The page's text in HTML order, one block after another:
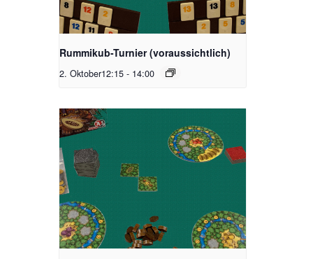
Rummikub-Turnier (voraussichtlich)
2. Oktober12:15 - 14:00